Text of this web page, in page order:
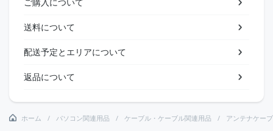
送料について
配送予定とエリアについて
返品について
ホーム パソコン関連用品 ケーブル・ケーブル関連用品 アンテナケー